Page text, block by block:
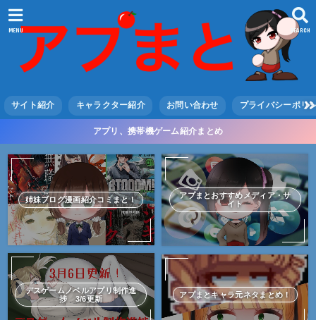
SEARCH
MENU
サイト紹介 キャラクター紹介 お問い合わせ プライバシーポリ
アプリ、携帯機ゲーム紹介まとめ
姉妹ブログ漫画紹介コミまと！
アプまとおすすめメディア・サ
イト
デスゲームノベルアプリ制作進
捗 3/6更新
アプまとキャラ元ネタまとめ！